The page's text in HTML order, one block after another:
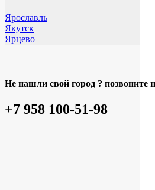
Ярославль
Якутск
Ярцево
Не нашли свой город ? позвоните
+7 958 100-51-98